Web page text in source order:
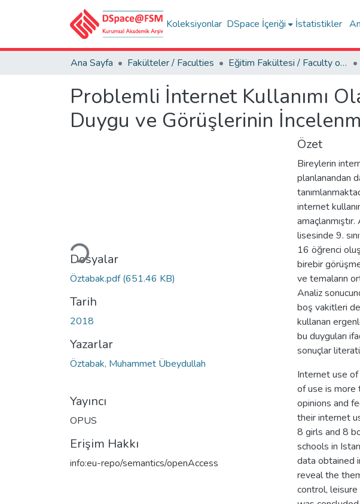
Koleksiyonlar DSpace İçeriği İstatistikler
Ana Sayfa Fakülteler / Faculties Eğitim Fakültesi / Faculty of Education
Problemli İnternet Kullanımı
Duygu ve Görüşlerinin
Yükleniyor...
Dosyalar
Öztabak.pdf(651.46 KB)
Tarih
2018
Yazarlar
Öztabak, Muhammet Übeydullah
Yayıncı
OPUS
Erişim Hakkı
info:eu-repo/semantics/openAccess
Özet
Bireylerin
planlanandan
internet
lisesinde 9.
16 öğrenci
birebir
ve temaların
Analiz
boş vakitleri
kullanan
bu duyguları
sonuçlar
Internet use
of use is more
opinions and
their internet
8 girls and 8
schools in
data obtained
reveal the
control,